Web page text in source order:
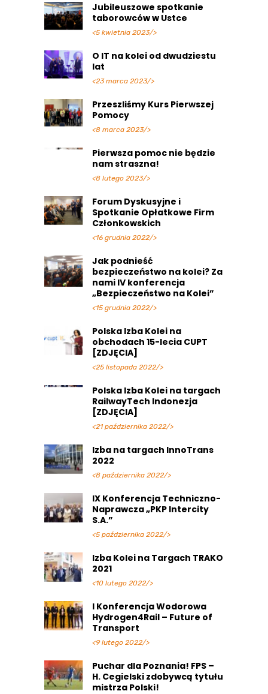
Jubileuszowe spotkanie
taborowców w Ustce
<5 kwietnia 2023/>
O IT na kolei od dwudziestu
lat
<23 marca 2023/>
Przeszliśmy Kurs Pierwszej
Pomocy
<8 marca 2023/>
Pierwsza pomoc nie będzie
nam straszna!
<8 lutego 2023/>
Forum Dyskusyjne i
Spotkanie Opłatkowe Firm
Członkowskich
<16 grudnia 2022/>
Jak podnieść
bezpieczeństwo na kolei? Za
nami IV konferencja
„Bezpieczeństwo na Kolei”
<15 grudnia 2022/>
Polska Izba Kolei na
obchodach 15-lecia CUPT
[ZDJĘCIA]
<25 listopada 2022/>
Polska Izba Kolei na targach
RailwayTech Indonezja
[ZDJĘCIA]
<21 października 2022/>
Izba na targach InnoTrans
2022
<8 października 2022/>
IX Konferencja Techniczno-
Naprawcza „PKP Intercity
S.A.”
<5 października 2022/>
Izba Kolei na Targach TRAKO
2021
<10 lutego 2022/>
I Konferencja Wodorowa
Hydrogen4Rail – Future of
Transport
<9 lutego 2022/>
Puchar dla Poznania! FPS –
H. Cegielski zdobywcą tytułu
mistrza Polski!